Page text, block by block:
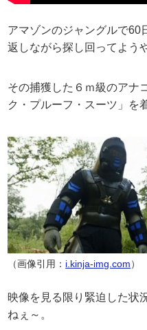
アマゾンのジャングルで60
返しながら探し回ってよう
その捕獲した６ｍ級のアナ
ク・プルーフ・スーツ」を
（画像引用： i.kinja-img.com）
映像を見る限り緊迫した状
ねぇ～。